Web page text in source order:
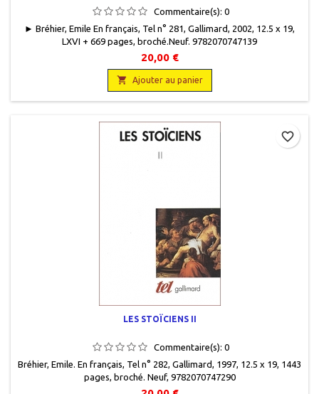
Commentaire(s): 0
► Bréhier, Emile En français, Tel n° 281, Gallimard, 2002, 12.5 x 19,
LXVI + 669 pages, broché.Neuf. 9782070747139
20,00 €
 Ajouter au panier
LES STOÏCIENS II
Commentaire(s): 0
Bréhier, Emile. En français, Tel n° 282, Gallimard, 1997, 12.5 x 19, 1443
pages, broché. Neuf, 9782070747290
favorite_border